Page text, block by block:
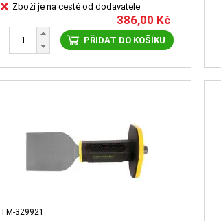
Zboží je na cestě od dodavatele
386,00 Kč
PŘIDAT DO KOŠÍKU
TM-329921